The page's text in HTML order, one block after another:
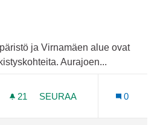
ja Virnamäen alue ovat
Aurajoen...
21 21 SEURAAJAA
SEURAA
0